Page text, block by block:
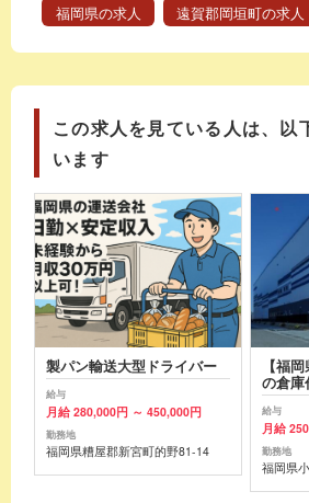
福岡県の求人 遠賀郡岡垣町の求人
この求人を見ている人は、以
います
製パン輸送大型ドライバー
給与
月給 280,000円 ～ 450,000円
勤務地
福岡県糟屋郡新宮町的野81-14
【福
の倉庫
給与
月給
勤務地
福岡県